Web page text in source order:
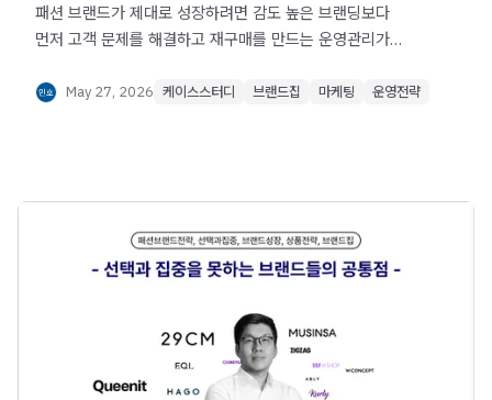
패션 브랜드가 제대로 성장하려면 감도 높은 브랜딩보다
먼저 고객 문제를 해결하고 재구매를 만드는 운영관리가
상품, 모객, 접객, CRM 구조를 통해 고객을 팬으로 만들고
May 27, 2026 케이스스터디 브랜드집 마케팅 운영전략